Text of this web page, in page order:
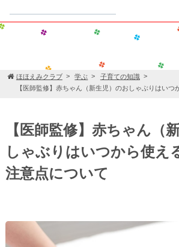
ほほえみクラブ 学ぶ
子育ての知識
【医師監修】赤ちゃん（新生児）のおしゃぶりはい
【医師監修】赤ちゃん（
しゃぶりはいつから使え
注意点について